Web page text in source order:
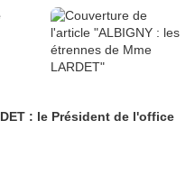
: le Président de l'office